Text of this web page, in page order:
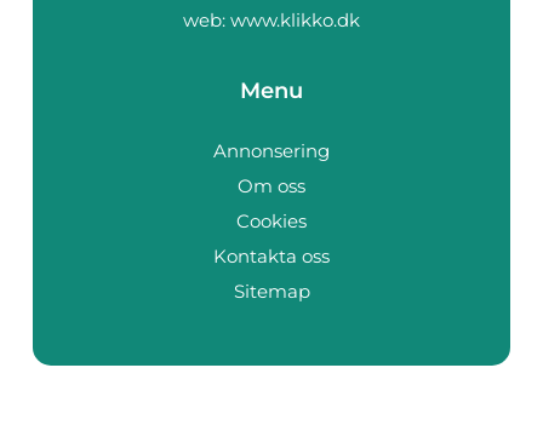
web: www.klikko.dk
Menu
Annonsering
Om oss
Cookies
Kontakta oss
Sitemap